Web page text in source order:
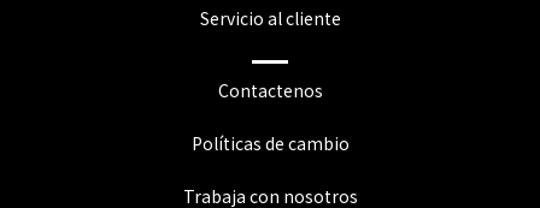
Servicio al cliente
Contactenos
Políticas de cambio
Trabaja con nosotros